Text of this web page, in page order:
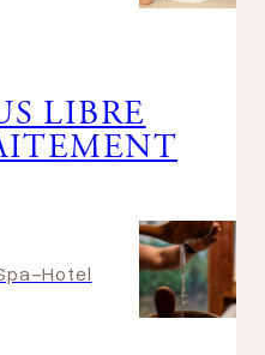
LIBRE
Hotel